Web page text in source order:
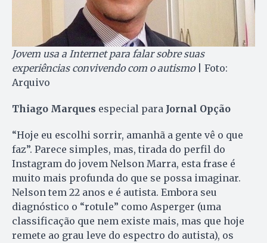
Jovem usa a Internet para falar sobre suas
experiências convivendo com o autismo| Foto:
Arquivo
Thiago Marques especial para Jornal Opção
“Hoje eu escolhi sorrir, amanhã a gente vê o que
faz”. Parece simples, mas, tirada do perfil do
Instagram do jovem Nelson Marra, esta frase é
muito mais profunda do que se possa imaginar.
Nelson tem 22 anos e é autista. Embora seu
diagnóstico o “rotule” como Asperger (uma
classificação que nem existe mais, mas que hoje
remete ao grau leve do espectro do autista), os